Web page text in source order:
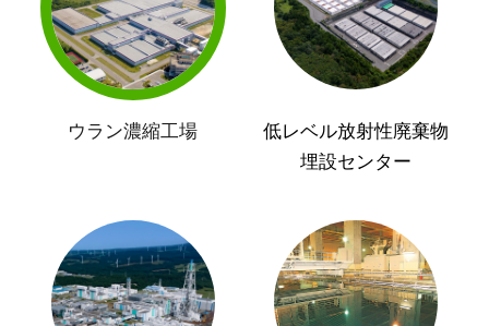
ウラン濃縮工場
低レベル放射性廃棄物
埋設センター